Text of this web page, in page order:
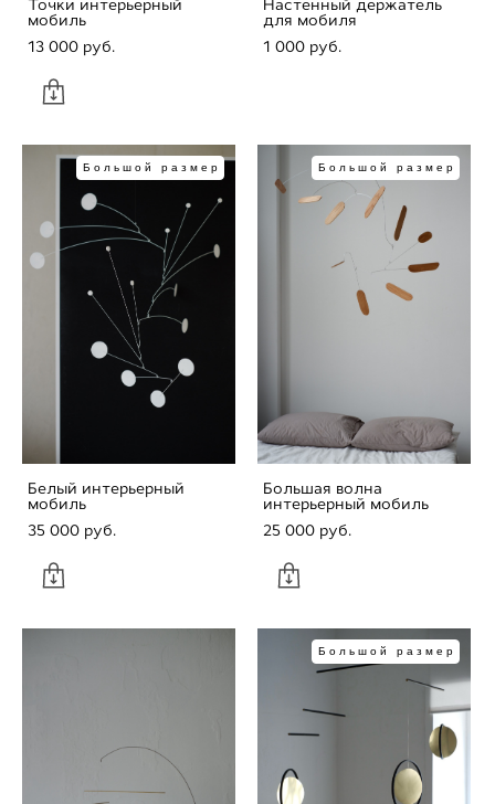
Точки интерьерный
мобиль
13 000 pуб.
Настенный держатель
для мобиля
1 000 pуб.
Большой размер
Белый интерьерный
мобиль
35 000 pуб.
Большой размер
Большая волна
интерьерный мобиль
25 000 pуб.
Большой размер